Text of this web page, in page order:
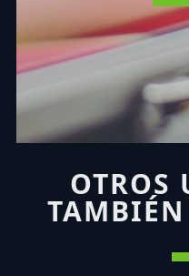
OTROS